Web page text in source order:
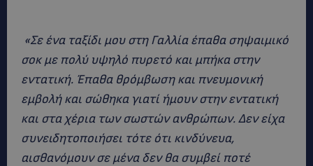
«Σε ένα ταξίδι μου στη Γαλλία έπαθα σηψαιμικό
σοκ με πολύ υψηλό πυρετό και μπήκα στην
εντατική. Έπαθα θρόμβωση και πνευμονική
εμβολή και σώθηκα γιατί ήμουν στην εντατική
και στα χέρια των σωστών ανθρώπων. Δεν είχα
συνειδητοποιήσει τότε ότι κινδύνευα,
αισθανόμουν σε μένα δεν θα συμβεί ποτέ